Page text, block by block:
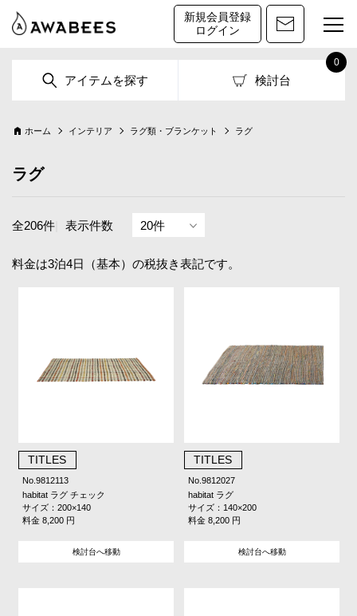
新規会員登録
ログイン
アイテムを探す 検討台
0
ホーム インテリア ラグ類・ブランケット ラグ
ラグ
全206件 表示件数
料金は3泊4日（基本）の税抜き表記です。
TITLES
No.9812113
habitat ラグ チェック
サイズ：200×140
料金 8,200 円
検討台へ移動
TITLES
No.9812027
habitat ラグ
サイズ：140×200
料金 8,200 円
検討台へ移動